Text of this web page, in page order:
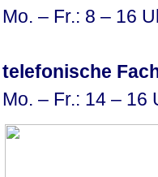
Mo. – Fr.: 8 – 16
telefonische
Mo. – Fr.: 14 – 16